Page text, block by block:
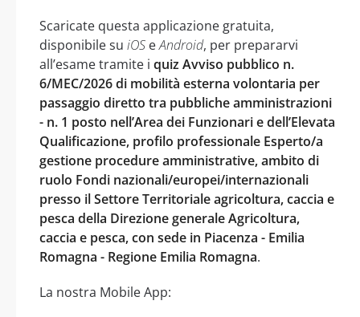
Scaricate questa applicazione gratuita,
disponibile su iOS eAndroid, per prepararvi
all’esame tramite i quiz Avviso pubblico n.
6/MEC/2026 di mobilità esterna volontaria per
passaggio diretto tra pubbliche amministrazioni
- n. 1 posto nell’Area dei Funzionari e dell’Elevata
Qualificazione, profilo professionale Esperto/a
gestione procedure amministrative, ambito di
ruolo Fondi nazionali/europei/internazionali
presso il Settore Territoriale agricoltura, caccia e
pesca della Direzione generale Agricoltura,
caccia e pesca, con sede in Piacenza - Emilia
Romagna - Regione Emilia Romagna.
La nostra Mobile App: